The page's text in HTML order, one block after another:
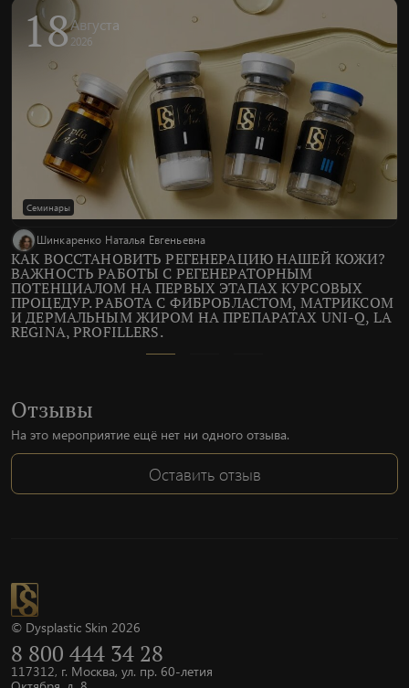
18Августа
2026
Семинары
Шинкаренко Наталья Евгеньевна
КАК ВОССТАНОВИТЬ РЕГЕНЕРАЦИЮ НАШЕЙ КОЖИ?
ВАЖНОСТЬ РАБОТЫ С РЕГЕНЕРАТОРНЫМ
ПОТЕНЦИАЛОМ НА ПЕРВЫХ ЭТАПАХ КУРСОВЫХ
ПРОЦЕДУР. РАБОТА С ФИБРОБЛАСТОМ, МАТРИКСОМ
И ДЕРМАЛЬНЫМ ЖИРОМ НА ПРЕПАРАТАХ UNI-Q, LA
REGINA, PROFILLERS.
Отзывы
На это мероприятие ещё нет ни одного отзыва.
Оставить отзыв
© Dysplastic Skin 2026
8 800 444 34 28
117312, г. Москва, ул. пр. 60-летия